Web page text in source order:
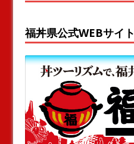
福丼県公式WEBサイト